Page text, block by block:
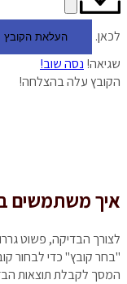
לכאן. העלאת הקובץ
שגיאה! נסה שוב!
הקובץ עלה בהצלחה!
איך משתמשים
לצורך הבדיקה, פשוט
"בחר קובץ" כדי לבחור
המסך לקבלת תוצאות